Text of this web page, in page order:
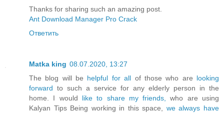
Thanks for sharing such an amazing post.
Ant Download Manager Pro Crack
Ответить
Matka king 08.07.2020, 13:27
The blog will be helpful for all of those who are looking
forward to such a service for any elderly person in the
home. I would like to share my friends,who are using
Kalyan Tips Being working in this space,
we always have